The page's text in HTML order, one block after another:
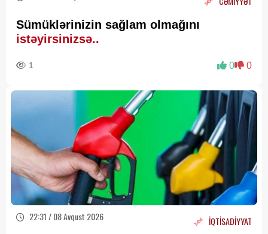
Sümüklərinizin sağlam olmağını
istəyirsinizsə..
1 0 0
22:31 / 08 Avqust 2026 İQTİSADİYYAT